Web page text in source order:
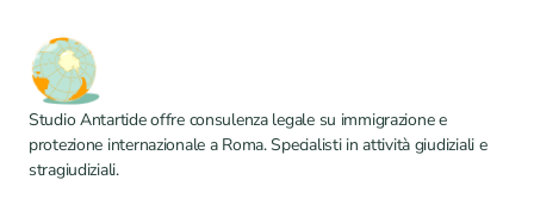
Studio Antartide offre consulenza legale su immigrazione e
protezione internazionale a Roma. Specialisti in attività giudiziali e
stragiudiziali.